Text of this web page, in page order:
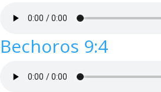
Bechoros 9:4